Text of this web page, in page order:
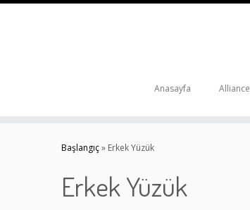
Anasayfa Alliance
Başlangıç» Erkek Yüzük
Erkek Yüzük